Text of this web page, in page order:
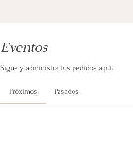
Eventos
Sigue y administra tus pedidos aquí.
Próximos Pasados